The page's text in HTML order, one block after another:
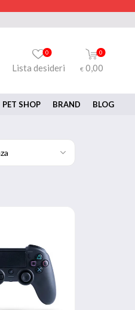
Lista desideri
0 0
€ 0,00
PET SHOP BRAND BLOG